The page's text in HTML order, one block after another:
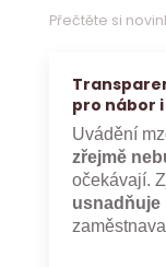
Přečtěte si
pro nábor
Uvádění
zřejmě
očekávají.
usnadňuje